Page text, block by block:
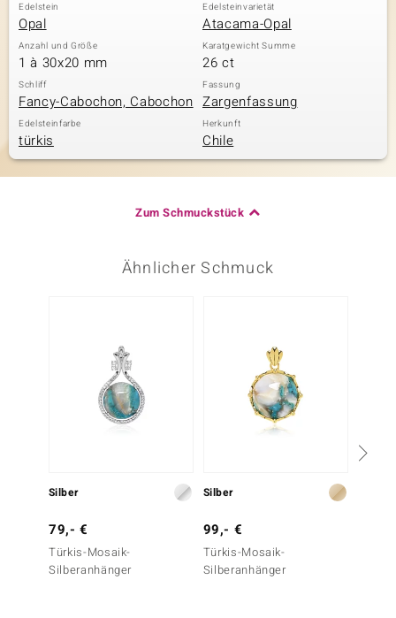
Edelstein
Opal
Edelsteinvarietät
Atacama-Opal
Anzahl und Größe
1 à 30x20 mm
Karatgewicht Summe
26 ct
Schliff
Fancy-Cabochon, Cabochon
Fassung
Zargenfassung
Edelsteinfarbe
türkis
Herkunft
Chile
Zum Schmuckstück
Ähnlicher Schmuck
Silber
79,- €
Türkis-Mosaik-
Silberanhänger
Silber
99,- €
Türkis-Mosaik-
Silberanhänger